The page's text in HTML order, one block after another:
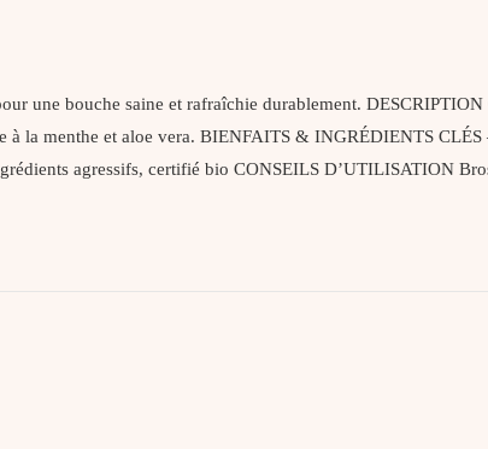
une bouche saine et rafraîchie durablement.
la menthe et aloe vera. BIENFAITS & INGRÉDIENTS
agressifs, certifié bio CONSEILS D’UTILISATION